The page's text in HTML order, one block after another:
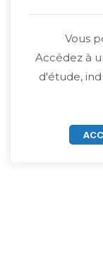
Vous
Accédez à
d'étude,